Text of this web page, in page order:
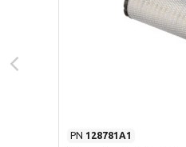
PN 128781A1